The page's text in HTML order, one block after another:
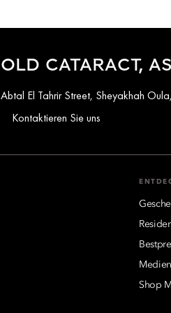
OLD CATARACT,
Abtal El Tahrir Street, Sheyakhah
Kontaktieren Sie uns
Shop